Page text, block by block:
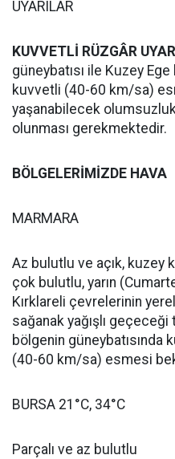
UYARILAR
KUVVETLİ RÜZGÂR
güneybatısı ile Kuzey Ege
kuvvetli (40-60 km/sa)
yaşanabilecek
olunması gerekmektedir.
BÖLGELERİMİZDE HAVA
MARMARA
Az bulutlu ve açık, kuzey
çok bulutlu, yarın
Kırklareli çevrelerinin
sağanak yağışlı geçeceği
bölgenin güneybatısında
(40-60 km/sa) esmesi
BURSA 21°C, 34°C
Parçalı ve az bulutlu